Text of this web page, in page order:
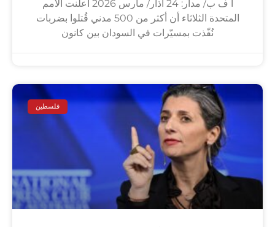
أ ف ب/ مدار: 24 آذار/ مارس 2026 أعلنت الأمم
المتحدة الثلاثاء أن أكثر من 500 مدني قُتلوا بضربات
نُفّذت بمسيّرات في السودان بين كانون
فلسطين